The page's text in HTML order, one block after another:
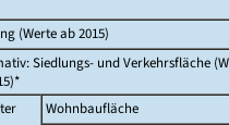
(Werte ab 2015)
Siedlungs- und Verkehrsfläche
Wohnbaufläche